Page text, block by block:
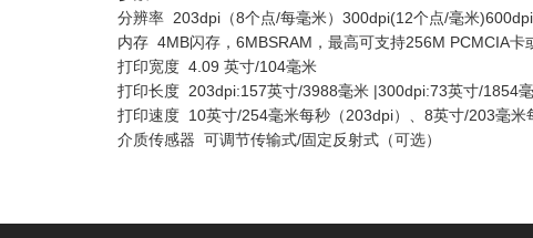
分辨率 203dpi（8个点/每毫米）300dpi(12个点/毫米
内存 4MB闪存，6MBSRAM，最高可支持256M PCMCIA卡
打印宽度 4.09 英寸/104毫米
打印长度 203dpi:157英寸/3988毫米 |300dpi:73英寸/1854
打印速度 10英寸/254毫米每秒（203dpi）、8英寸/203毫米
介质传感器 可调节传输式/固定反射式（可选）